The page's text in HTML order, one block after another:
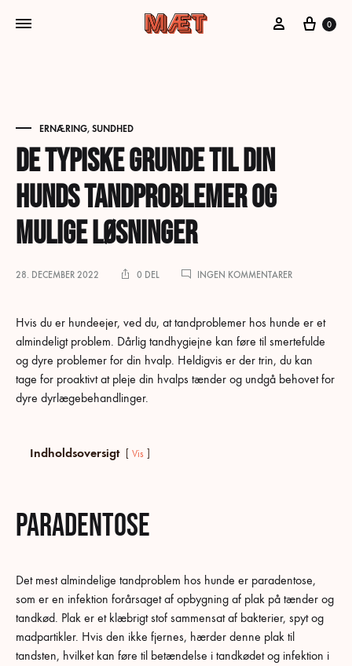
Min konto
Kurv
0
ERNÆRING, SUNDHED
De typiske grunde til din
hunds tandproblemer og
mulige løsninger
28. DECEMBER 2022 0 DEL INGEN KOMMENTARERTIL
GRUNDE
DIN
HUNDS
Hvis du er hundeejer, ved du, at tandproblemer hos hunde er et
almindeligt problem. Dårlig tandhygiejne kan føre til smertefulde
og dyre problemer for din hvalp. Heldigvis er der trin, du kan
tage for proaktivt at pleje din hvalps tænder og undgå behovet for
dyre dyrlægebehandlinger.
Indholdsoversigt Vis
Paradentose
Det mest almindelige tandproblem hos hunde er paradentose,
som er en infektion forårsaget af opbygning af plak på tænder og
tandkød. Plak er et klæbrigt stof sammensat af bakterier, spyt og
madpartikler. Hvis den ikke fjernes, hærder denne plak til
tandsten, hvilket kan føre til betændelse i tandkødet og infektion i